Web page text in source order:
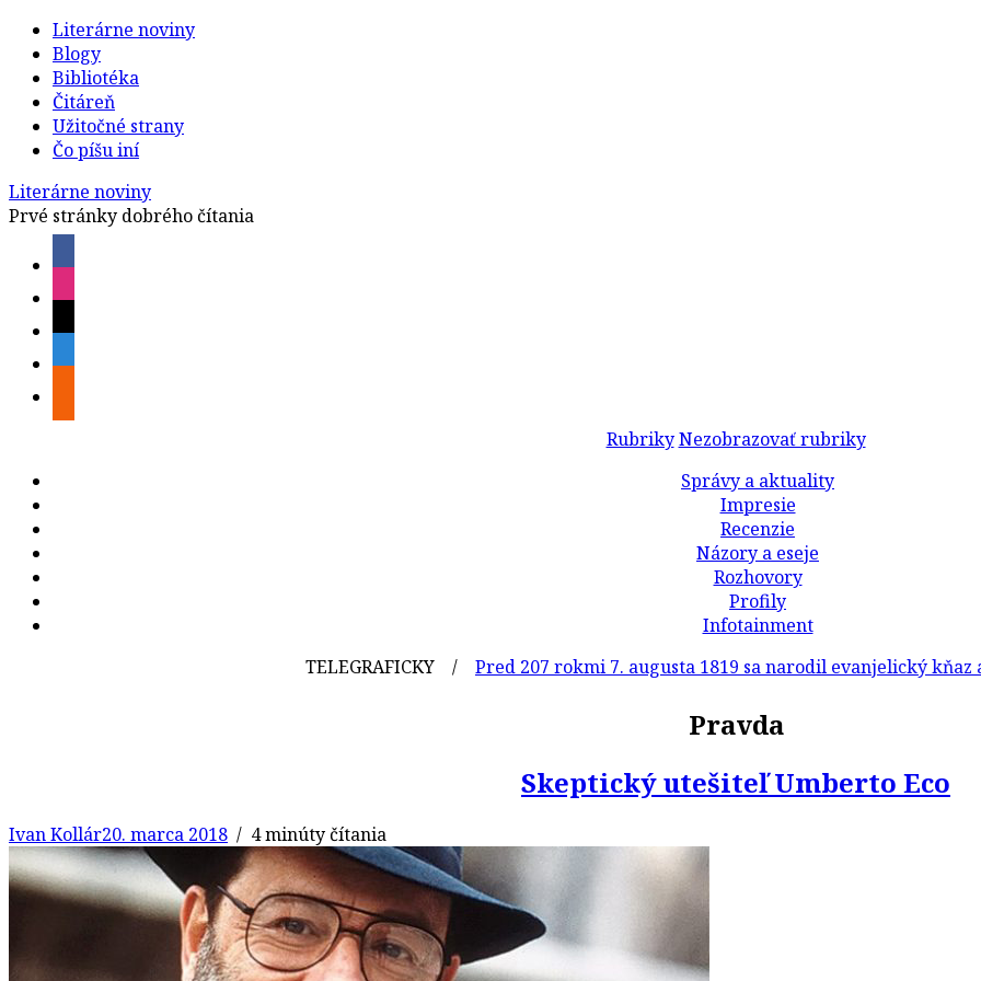
Literárne noviny
Blogy
Bibliotéka
Čitáreň
Užitočné strany
Čo píšu iní
Literárne noviny
Prvé stránky dobrého čítania
Rubriky Nezobrazovať rubriky
Správy a aktuality
Impresie
Recenzie
Názory a eseje
Rozhovory
Profily
Infotainment
TELEGRAFICKY /Pred 207 rokmi 7. augusta 1819 sa narodil evanjelický kňaz a
Pravda
Skeptický utešiteľ Umberto Eco
Ivan Kollár20. marca 2018 / 4 minúty čítania